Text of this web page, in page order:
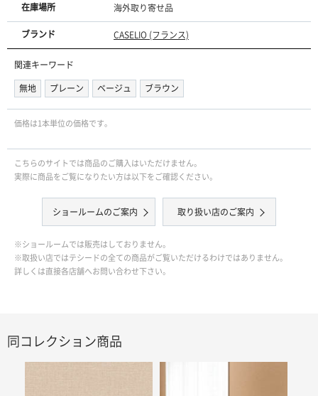
在庫場所 海外取り寄せ品
ブランド CASELIO (フランス)
関連キーワード
無地
プレーン ベージュ ブラウン
価格は1本単位の価格です｡
こちらのサイトでは商品のご購入はいただけません。
実際に商品をご覧になりたい方は以下をご確認ください。
ショールームのご案内 取り扱い店のご案内
※ショールームでは販売はしておりません。
※取扱い店ではテシードの全ての商品がご覧いただけるわけではありません。
詳しくは直接各店舗へお問い合わせ下さい。
同コレクション商品